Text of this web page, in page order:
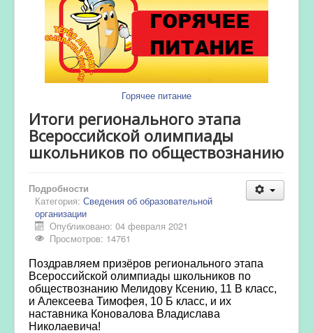
Горячее питание
Итоги регионального этапа
Всероссийской олимпиады
школьников по обществознанию
Подробности
Категория: Сведения об образовательной
организации
Опубликовано: 04 февраля 2021
Просмотров: 14761
Поздравляем призёров регионального этапа
Всероссийской олимпиады школьников по
обществознанию Мелидову Ксению, 11 В класс,
и Алексеева Тимофея, 10 Б класс, и их
наставника Коновалова Владислава
Николаевича!